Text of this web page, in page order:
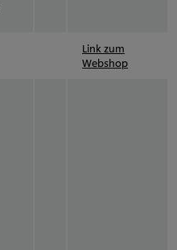
Link zum
Webshop